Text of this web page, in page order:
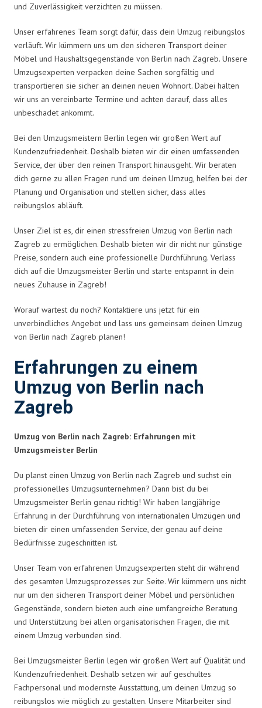
und Zuverlässigkeit verzichten zu müssen.
Unser erfahrenes Team sorgt dafür, dass dein Umzug reibungslos
verläuft. Wir kümmern uns um den sicheren Transport deiner
Möbel und Haushaltsgegenstände von Berlin nach Zagreb. Unsere
Umzugsexperten verpacken deine Sachen sorgfältig und
transportieren sie sicher an deinen neuen Wohnort. Dabei halten
wir uns an vereinbarte Termine und achten darauf, dass alles
unbeschadet ankommt.
Bei den Umzugsmeistern Berlin legen wir großen Wert auf
Kundenzufriedenheit. Deshalb bieten wir dir einen umfassenden
Service, der über den reinen Transport hinausgeht. Wir beraten
dich gerne zu allen Fragen rund um deinen Umzug, helfen bei der
Planung und Organisation und stellen sicher, dass alles
reibungslos abläuft.
Unser Ziel ist es, dir einen stressfreien Umzug von Berlin nach
Zagreb zu ermöglichen. Deshalb bieten wir dir nicht nur günstige
Preise, sondern auch eine professionelle Durchführung. Verlass
dich auf die Umzugsmeister Berlin und starte entspannt in dein
neues Zuhause in Zagreb!
Worauf wartest du noch? Kontaktiere uns jetzt für ein
unverbindliches Angebot und lass uns gemeinsam deinen Umzug
von Berlin nach Zagreb planen!
Erfahrungen zu einem
Umzug von Berlin nach
Zagreb
Umzug von Berlin nach Zagreb: Erfahrungen mit
Umzugsmeister Berlin
Du planst einen Umzug von Berlin nach Zagreb und suchst ein
professionelles Umzugsunternehmen? Dann bist du bei
Umzugsmeister Berlin genau richtig! Wir haben langjährige
Erfahrung in der Durchführung von internationalen Umzügen und
bieten dir einen umfassenden Service, der genau auf deine
Bedürfnisse zugeschnitten ist.
Unser Team von erfahrenen Umzugsexperten steht dir während
des gesamten Umzugsprozesses zur Seite. Wir kümmern uns nicht
nur um den sicheren Transport deiner Möbel und persönlichen
Gegenstände, sondern bieten auch eine umfangreiche Beratung
und Unterstützung bei allen organisatorischen Fragen, die mit
einem Umzug verbunden sind.
Bei Umzugsmeister Berlin legen wir großen Wert auf Qualität und
Kundenzufriedenheit. Deshalb setzen wir auf geschultes
Fachpersonal und modernste Ausstattung, um deinen Umzug so
reibungslos wie möglich zu gestalten. Unsere Mitarbeiter sind